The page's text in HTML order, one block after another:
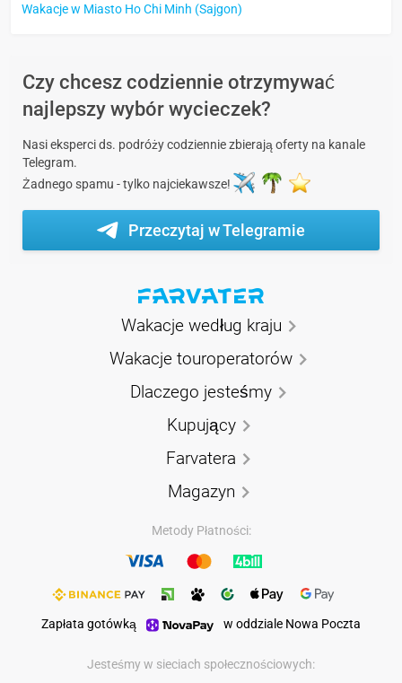
Wakacje w Miasto Ho Chi Minh (Sajgon)
Czy chcesz codziennie otrzymywać
najlepszy wybór wycieczek?
Nasi eksperci ds. podróży codziennie zbierają oferty na kanale
Telegram.
Żadnego spamu - tylko najciekawsze!
Przeczytaj w Telegramie
Wakacje według kraju
Wakacje touroperatorów
Dlaczego jesteśmy
Kupujący
Farvatera
Magazyn
Metody Płatności:
Zapłata gotówką w oddziale Nowa Poczta
Jesteśmy w sieciach społecznościowych: